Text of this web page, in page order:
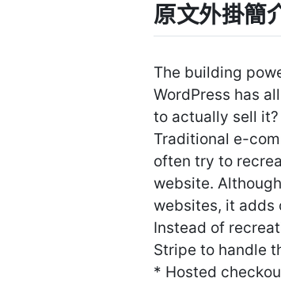
原文外掛簡
The building
WordPress has
to actually sell it?
Traditional e-
often try to
website.
websites, it adds
Instead of
Stripe to handle
* Hosted